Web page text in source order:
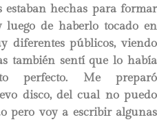
estaban hechas para formar
de haberlo tocado en
diferentes públicos, viendo
también sentí que lo había
perfecto. Me preparó
disco, del cual no puedo
pero voy a escribir algunas